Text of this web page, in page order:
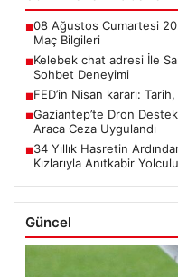
■08 Ağustos Cumartesi
Maç Bilgileri
■Kelebek chat adresi İle
Sohbet Deneyimi
■FED’in Nisan kararı:
■Gaziantep’te Dron
Araca Ceza Uygulandı
■34 Yıllık Hasretin
Kızlarıyla Anıtkabir
Güncel